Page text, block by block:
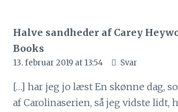
Halve sandheder af Carey
Books
13. februar 2019 at 13:54 Svar
[…] har jeg jo læst En skønne dag,
af Carolinaserien, så jeg vidste lidt,